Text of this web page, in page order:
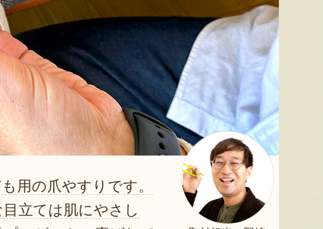
用の爪やすりです。
立ては肌にやさし